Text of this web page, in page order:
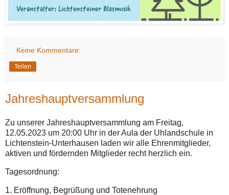
Keine Kommentare:
Teilen
Jahreshauptversammlung
Zu unserer Jahreshauptversammlung am Freitag,
12.05.2023 um 20:00 Uhr in der Aula der Uhlandschule in
Lichtenstein-Unterhausen laden wir alle Ehrenmitglieder,
aktiven und fördernden Mitglieder recht herzlich ein.
Tagesordnung:
1. Eröffnung, Begrüßung und Totenehrung